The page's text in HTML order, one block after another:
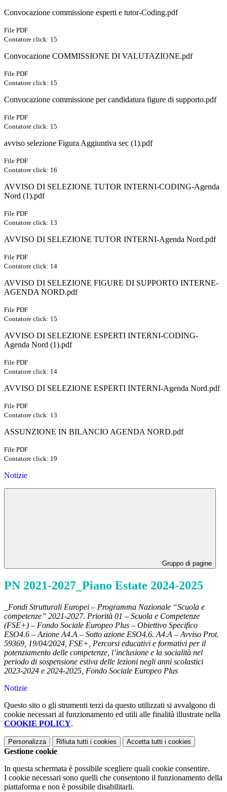
Convocazione commissione esperti e tutor-Coding.pdf
File PDF
Contatore click: 15
Convocazione COMMISSIONE DI VALUTAZIONE.pdf
File PDF
Contatore click: 15
Convocazione commissione per candidatura figure di supporto.pdf
File PDF
Contatore click: 15
avviso selezione Figura Aggiuntiva sec (1).pdf
File PDF
Contatore click: 16
AVVISO DI SELEZIONE TUTOR INTERNI-CODING-Agenda
Nord (1).pdf
File PDF
Contatore click: 13
AVVISO DI SELEZIONE TUTOR INTERNI-Agenda Nord.pdf
File PDF
Contatore click: 14
AVVISO DI SELEZIONE FIGURE DI SUPPORTO INTERNE-
AGENDA NORD.pdf
File PDF
Contatore click: 15
AVVISO DI SELEZIONE ESPERTI INTERNI-CODING-
Agenda Nord (1).pdf
File PDF
Contatore click: 14
AVVISO DI SELEZIONE ESPERTI INTERNI-Agenda Nord.pdf
File PDF
Contatore click: 13
ASSUNZIONE IN BILANCIO AGENDA NORD.pdf
File PDF
Contatore click: 19
Notizie
Gruppo di pagine
PN 2021-2027_Piano Estate 2024-2025
_Fondi Strutturali Europei – Programma Nazionale “Scuola e
competenze” 2021-2027. Priorità 01 – Scuola e Competenze
(FSE+) – Fondo Sociale Europeo Plus – Obiettivo Specifico
ESO4.6 – Azione A4.A – Sotto azione ESO4.6. A4.A – Avviso Prot.
59369, 19/04/2024, FSE+, Percorsi educativi e formativi per il
potenziamento delle competenze, l’inclusione e la socialità nel
periodo di sospensione estiva delle lezioni negli anni scolastici
2023-2024 e 2024-2025, Fondo Sociale Europeo Plus
Notizie
Questo sito o gli strumenti terzi da questo utilizzati si avvalgono di
cookie necessari al funzionamento ed utili alle finalità illustrate nella
COOKIE POLICY.
Personalizza Rifiuta tutti i cookies Accetta tutti i cookies
Gestione cookie
In questa schermata è possibile scegliere quali cookie consentire.
I cookie necessari sono quelli che consentono il funzionamento della
piattaforma e non è possibile disabilitarli.